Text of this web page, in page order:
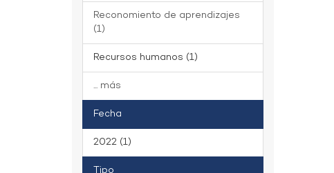
Reconomiento de aprendizajes
(1)
Recursos humanos (1)
... más
Fecha
2022 (1)